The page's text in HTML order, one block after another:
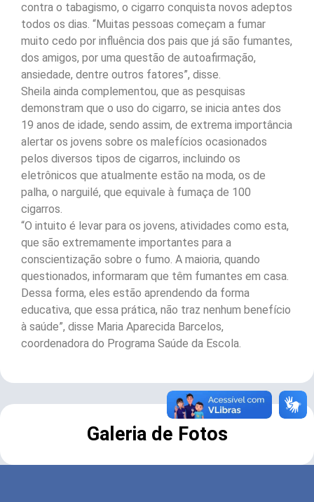
contra o tabagismo, o cigarro conquista novos adeptos
todos os dias. “Muitas pessoas começam a fumar
muito cedo por influência dos pais que já são fumantes,
dos amigos, por uma questão de autoafirmação,
ansiedade, dentre outros fatores”, disse.
Sheila ainda complementou, que as pesquisas
demonstram que o uso do cigarro, se inicia antes dos
19 anos de idade, sendo assim, de extrema importância
alertar os jovens sobre os malefícios ocasionados
pelos diversos tipos de cigarros, incluindo os
eletrônicos que atualmente estão na moda, os de
palha, o narguilé, que equivale à fumaça de 100
cigarros.
“O intuito é levar para os jovens, atividades como esta,
que são extremamente importantes para a
conscientização sobre o fumo. A maioria, quando
questionados, informaram que têm fumantes em casa.
Dessa forma, eles estão aprendendo da forma
educativa, que essa prática, não traz nenhum benefício
à saúde”, disse Maria Aparecida Barcelos,
coordenadora do Programa Saúde da Escola.
Galeria de Fotos